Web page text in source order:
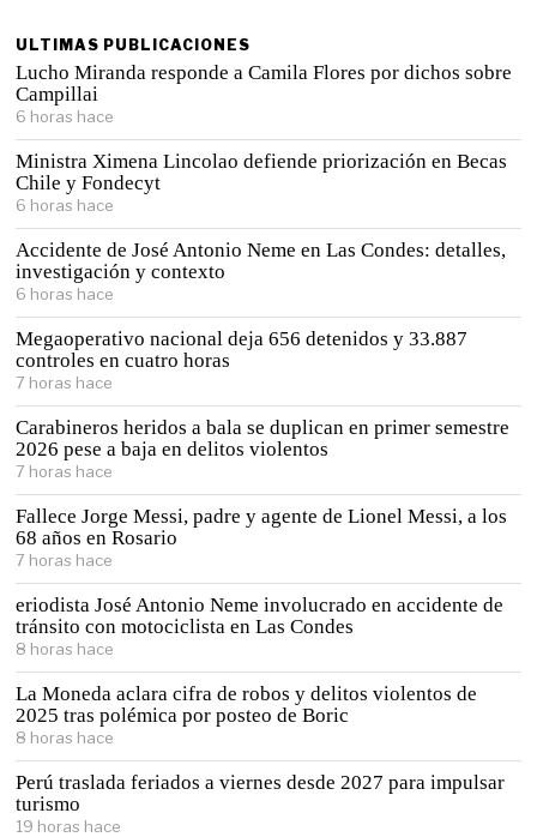
ULTIMAS PUBLICACIONES
Lucho Miranda responde a Camila Flores por dichos sobre
Campillai
6 horas hace
Ministra Ximena Lincolao defiende priorización en Becas
Chile y Fondecyt
6 horas hace
Accidente de José Antonio Neme en Las Condes: detalles,
investigación y contexto
6 horas hace
Megaoperativo nacional deja 656 detenidos y 33.887
controles en cuatro horas
7 horas hace
Carabineros heridos a bala se duplican en primer semestre
2026 pese a baja en delitos violentos
7 horas hace
Fallece Jorge Messi, padre y agente de Lionel Messi, a los
68 años en Rosario
7 horas hace
eriodista José Antonio Neme involucrado en accidente de
tránsito con motociclista en Las Condes
8 horas hace
La Moneda aclara cifra de robos y delitos violentos de
2025 tras polémica por posteo de Boric
8 horas hace
Perú traslada feriados a viernes desde 2027 para impulsar
turismo
19 horas hace